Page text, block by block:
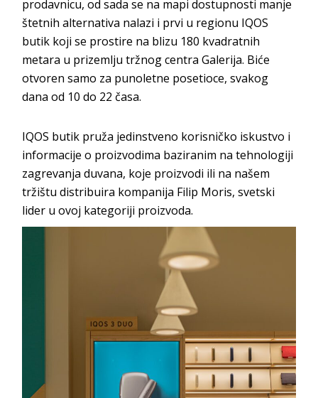
prodavnicu, od sada se na mapi dostupnosti manje
štetnih alternativa nalazi i prvi u regionu IQOS
butik koji se prostire na blizu 180 kvadratnih
metara u prizemlju tržnog centra Galerija. Biće
otvoren samo za punoletne posetioce, svakog
dana od 10 do 22 časa.
IQOS butik pruža jedinstveno korisničko iskustvo i
informacije o proizvodima baziranim na tehnologiji
zagrevanja duvana, koje proizvodi ili na našem
tržištu distribuira kompanija Filip Moris, svetski
lider u ovoj kategoriji proizvoda.